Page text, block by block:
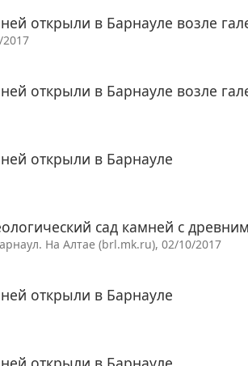
открыли в Барнауле возле
открыли в Барнауле возле
открыли в Барнауле
сад камней с
На Алтае (brl.mk.ru), 02/10/2017
открыли в Барнауле